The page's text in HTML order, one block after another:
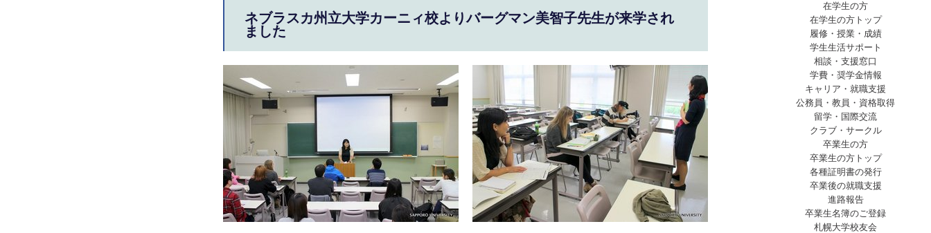
在学生の方
在学生の方トップ
履修・授業・成績
学生生活サポート
相談・支援窓口
学費・奨学金情報
キャリア・就職支援
公務員・教員・資格取得
留学・国際交流
クラブ・サークル
卒業生の方
卒業生の方トップ
各種証明書の発行
卒業後の就職支援
進路報告
卒業生名簿のご登録
札幌大学校友会
ネブラスカ州立大学カーニィ校よりバーグマン美智子先生が来学され
ました